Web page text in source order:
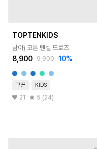
TOPTENKIDS
남아) 코튼 텐셀 드로즈
8,900 9,900 10%
쿠폰 KIDS
21 5 (24)